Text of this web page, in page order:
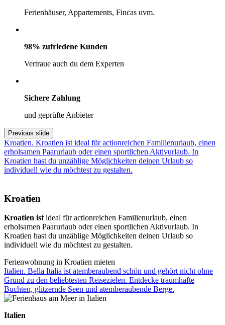
Ferienhäuser, Appartements, Fincas uvm.
98% zufriedene Kunden
Vertraue auch du dem Experten
Sichere Zahlung
und geprüfte Anbieter
Previous slide
Kroatien. Kroatien ist ideal für actionreichen Familienurlaub, einen
erholsamen Paarurlaub oder einen sportlichen Aktivurlaub. In
Kroatien hast du unzählige Möglichkeiten deinen Urlaub so
individuell wie du möchtest zu gestalten.
Kroatien
Kroatien ist ideal für actionreichen Familienurlaub, einen
erholsamen Paarurlaub oder einen sportlichen Aktivurlaub. In
Kroatien hast du unzählige Möglichkeiten deinen Urlaub so
individuell wie du möchtest zu gestalten.
Ferienwohnung in Kroatien mieten
Italien. Bella Italia ist atemberaubend schön und gehört nicht ohne
Grund zu den beliebtesten Reisezielen. Entdecke traumhafte
Buchten, glitzernde Seen und atemberaubende Berge.
Italien